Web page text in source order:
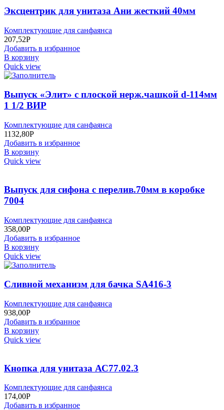
Эксцентрик для унитаза Ани жесткий 40мм
Комплектующие для санфаянса
207,52Р
Добавить в избранное
В корзину
Quick view
Выпуск «Элит» с плоской нерж.чашкой d-114мм
1 1/2 ВИР
Комплектующие для санфаянса
1132,80Р
Добавить в избранное
В корзину
Quick view
Выпуск для сифона с перелив.70мм в коробке
7004
Комплектующие для санфаянса
358,00Р
Добавить в избранное
В корзину
Quick view
Сливной механизм для бачка SA416-3
Комплектующие для санфаянса
938,00Р
Добавить в избранное
В корзину
Quick view
Кнопка для унитаза АС77.02.3
Комплектующие для санфаянса
174,00Р
Добавить в избранное